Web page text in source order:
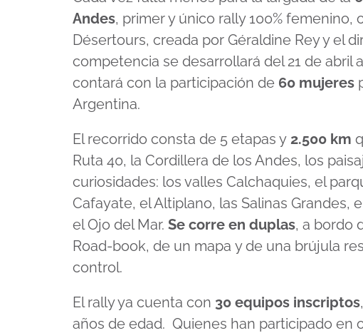
Andes, primer y único rally 100%
Désertours, creada por Géraldine Rey y el
competencia se desarrollará del 21 de abril
contará con la participación de 60 mujeres
Argentina.
El recorrido consta de 5 etapas y 2.500 km
Ruta 40, la Cordillera de los Andes, los
curiosidades: los valles Calchaquies, el
Cafayate, el Altiplano, las Salinas Grandes,
el Ojo del Mar. Se corre en duplas, a bordo
Road-book, de un mapa y de una brújula
control.
El rally ya cuenta con 30 equipos inscriptos
años de edad. Quienes han participado en